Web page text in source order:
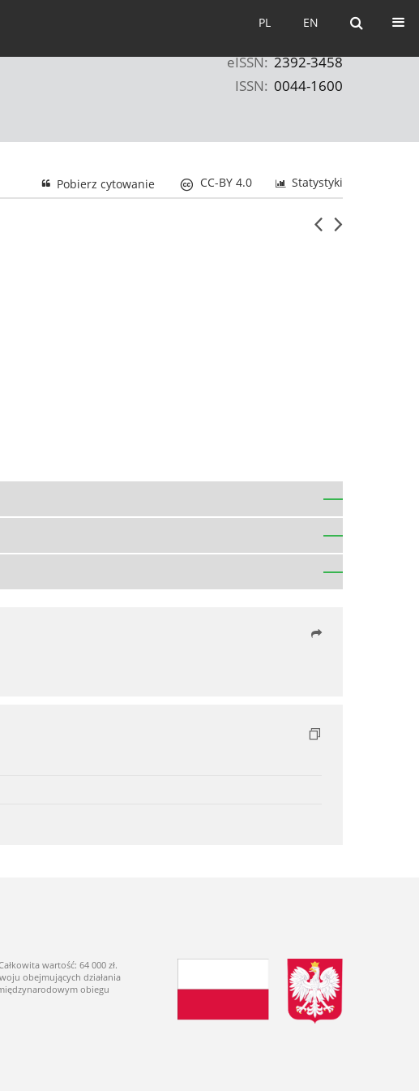
EN
PL EN
PL
eISSN: 2392-3458
ISSN: 0044-1600
Statystyki
CC-BY 4.0
Pobierz cytowanie
wartość: 64 000 zł.
obejmujących działania
obiegu